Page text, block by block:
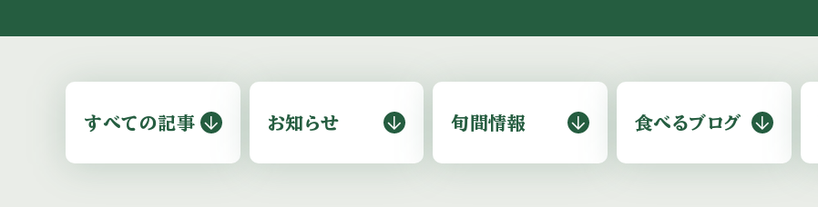
すべての記事 お知らせ 旬間情報 食べるブログ